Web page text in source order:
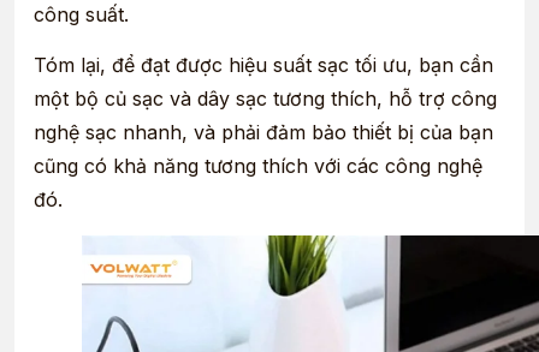
công suất.
Tóm lại, để đạt được hiệu suất sạc tối ưu, bạn cần
một bộ củ sạc và dây sạc tương thích, hỗ trợ công
nghệ sạc nhanh, và phải đảm bảo thiết bị của bạn
cũng có khả năng tương thích với các công nghệ
đó.